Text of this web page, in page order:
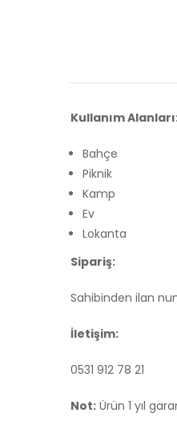
Kullanım
Bahçe
Piknik
Kamp
Ev
Lokanta
Sipariş:
Sahibinden ilan
İletişim:
0531 912 78 21
Not: Ürün 1 yıl